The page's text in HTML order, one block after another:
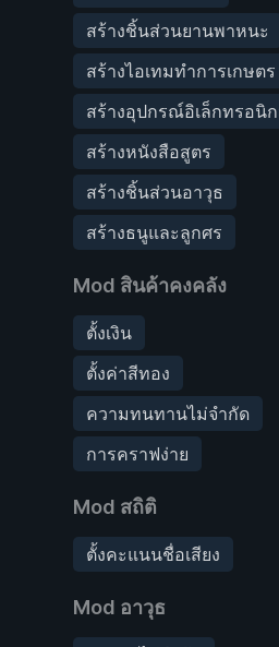
สร้างชิ้นส่วนยานพาหนะ
สร้างไอเทมทำการเกษตร
สร้างอุปกรณ์อิเล็กทรอนิ
สร้างหนังสือสูตร
สร้างชิ้นส่วนอาวุธ
สร้างธนูและลูกศร
Mod สินค้าคงคลัง
ตั้งเงิน
ตั้งค่าสีทอง
ความทนทานไม่จำกัด
การคราฟง่าย
Mod สถิติ
ตั้งคะแนนชื่อเสียง
Mod อาวุธ